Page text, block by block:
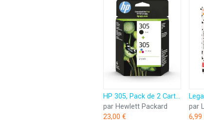
HP 305, Pack de 2 Cartouches d’Encre Originales, 6ZD17AE, Noir, Cyan, Jaune, Magenta
par Hewlett Packard
23,00 €
par
6,99